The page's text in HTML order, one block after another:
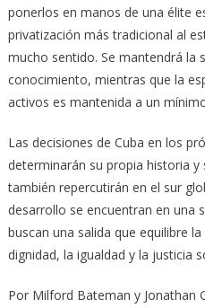
ponerlos en manos de una élite
privatización más tradicional al
mucho sentido. Se mantendrá la
conocimiento, mientras que la
activos es mantenida a un
Las decisiones de Cuba en los
determinarán su propia historia
también repercutirán en el sur
desarrollo se encuentran en una
buscan una salida que equilibre
dignidad, la igualdad y la justicia
Por Milford Bateman y Jonathan